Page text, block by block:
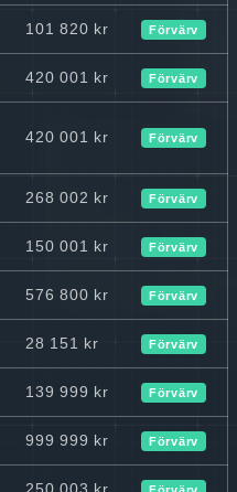
101 820 kr Förvärv
420 001 kr Förvärv
420 001 kr Förvärv
268 002 kr Förvärv
150 001 kr Förvärv
576 800 kr Förvärv
28 151 kr Förvärv
139 999 kr Förvärv
999 999 kr Förvärv